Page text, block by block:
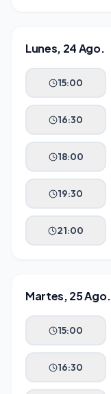
Lunes, 24 Ago.
15:00
16:30
18:00
19:30
21:00
Martes, 25 Ago.
15:00
16:30